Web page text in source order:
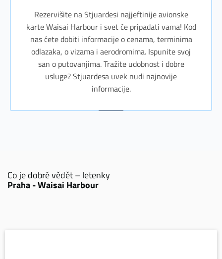
Rezervišite na Stjuardesi najjeftinije avionske
karte Waisai Harbour i svet će pripadati vama! Kod
nas ćete dobiti informacije o cenama, terminima
odlazaka, o vizama i aerodromima. Ispunite svoj
san o putovanjima. Tražite udobnost i dobre
usluge? Stjuardesa uvek nudi najnovije
informacije.
Co je dobré vědět – letenky
Praha - Waisai Harbour